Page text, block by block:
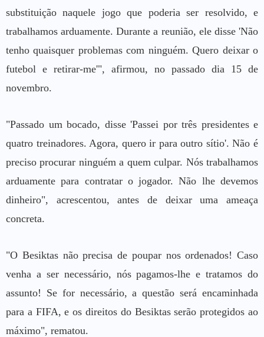
substituição naquele jogo que poderia ser resolvido, e
trabalhamos arduamente. Durante a reunião, ele disse 'Não
tenho quaisquer problemas com ninguém. Quero deixar o
futebol e retirar-me'", afirmou, no passado dia 15 de
novembro.
"Passado um bocado, disse 'Passei por três presidentes e
quatro treinadores. Agora, quero ir para outro sítio'. Não é
preciso procurar ninguém a quem culpar. Nós trabalhamos
arduamente para contratar o jogador. Não lhe devemos
dinheiro", acrescentou, antes de deixar uma ameaça
concreta.
"O Besiktas não precisa de poupar nos ordenados! Caso
venha a ser necessário, nós pagamos-lhe e tratamos do
assunto! Se for necessário, a questão será encaminhada
para a FIFA, e os direitos do Besiktas serão protegidos ao
máximo", rematou.